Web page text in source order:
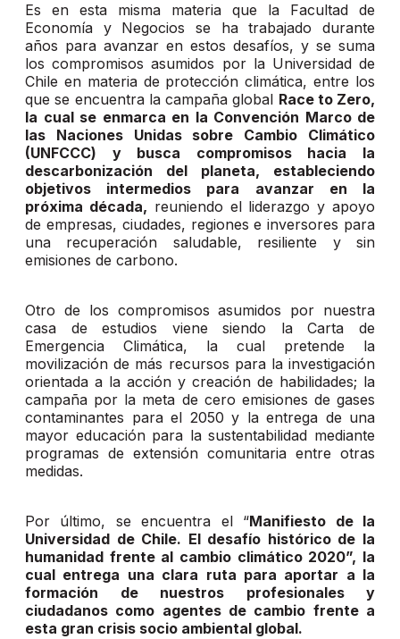
Es en esta misma materia que la Facultad de
Economía y Negocios se ha trabajado durante
años para avanzar en estos desafíos, y se suma
los compromisos asumidos por la Universidad de
Chile en materia de protección climática, entre los
que se encuentra la campaña global Race to Zero,
la cual se enmarca en la Convención Marco de
las Naciones Unidas sobre Cambio Climático
(UNFCCC) y busca compromisos hacia la
descarbonización del planeta, estableciendo
objetivos intermedios para avanzar en la
próxima década, reuniendo el liderazgo y apoyo
de empresas, ciudades, regiones e inversores para
una recuperación saludable, resiliente y sin
emisiones de carbono.
Otro de los compromisos asumidos por nuestra
casa de estudios viene siendo la Carta de
Emergencia Climática, la cual pretende la
movilización de más recursos para la investigación
orientada a la acción y creación de habilidades; la
campaña por la meta de cero emisiones de gases
contaminantes para el 2050 y la entrega de una
mayor educación para la sustentabilidad mediante
programas de extensión comunitaria entre otras
medidas.
Por último, se encuentra el “Manifiesto de la
Universidad de Chile. El desafío histórico de la
humanidad frente al cambio climático 2020”, la
cual entrega una clara ruta para aportar a la
formación de nuestros profesionales y
ciudadanos como agentes de cambio frente a
esta gran crisis socio ambiental global.